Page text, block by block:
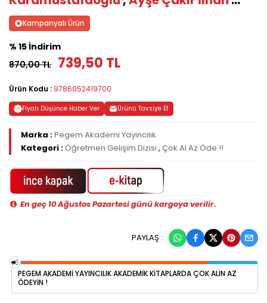
Kampanyalı Ürün
% 15 İndirim
870,00 TL 739,50 TL
Ürün Kodu : 9786052419700
Fiyatı Düşünce Haber Ver Ürünü Tavsiye Et
Marka :Pegem Akademi Yayıncılık
Kategori :Öğretmen Gelişim Dizisi , Çok Al Az Öde !!
En geç 10 Ağustos Pazartesi günü kargoya verilir.
PAYLAŞ :
PEGEM AKADEMI YAYINCILIK AKADEMIK KITAPLARDA ÇOK ALIN AZ
ÖDEYIN !